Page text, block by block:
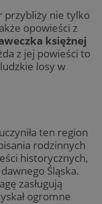
przybliży nie tylko
opowieści z
księżnej
z jej powieści to
losy w
ten region
rodzinnych
historycznych,
Śląska.
zasługują
ogromne